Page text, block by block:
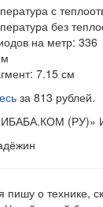
с
без
на метр: 336
7.15 см
за 813 рублей.
(РУ)»
пишу о технике,